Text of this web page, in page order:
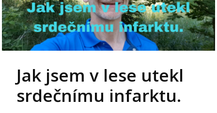
Jak jsem v lese utekl
srdečnímu infarktu.